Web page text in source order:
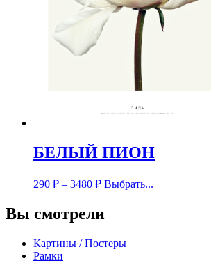
БЕЛЫЙ ПИОН
290 ₽ – 3480 ₽ Выбрать...
Вы смотрели
Картины / Постеры
Рамки